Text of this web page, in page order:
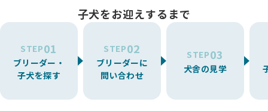
子犬をお迎えするまで
STEP01
ブリーダー・
子犬を探す
STEP02
ブリーダーに
問い合わせ
STEP03
犬舎の見学